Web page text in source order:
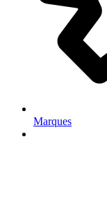
Marques